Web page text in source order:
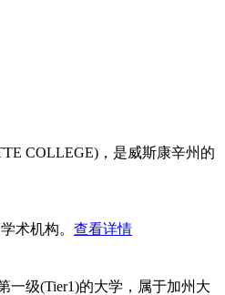
COLLEGE)，是威斯康辛州的
术机构。 查看详情
一级(Tier1)的大学，属于加州大